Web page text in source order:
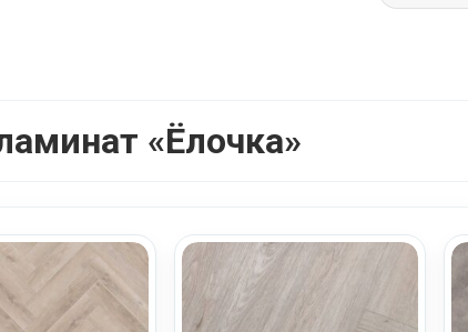
«Ёлочка»